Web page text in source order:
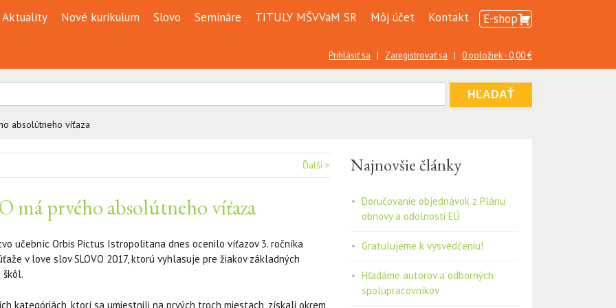
Aktuality Nové kurikulum Slovo Semináre TITULY MŠVVaM SR Môj účet Kontakt E-shop
Prihlásiť sa | Zaregistrovať sa | 0 položiek - 0,00€
absolútneho víťaza
Ďalší >
má prvého absolútneho víťaza
učebníc Orbis Pictus Istropolitana dnes ocenilo víťazov 3. ročníka
v love slov SLOVO 2017, ktorú vyhlasuje pre žiakov základných
kategóriách, ktorí sa umiestnili na prvých troch miestach, získali okrem
Najnovšie články
Doručovanie objednávok z Plánu
obnovy a odolnosti EÚ
Gratulujeme k vysvedčeniu!
Hľadáme autorov a odborných
spolupracovníkov